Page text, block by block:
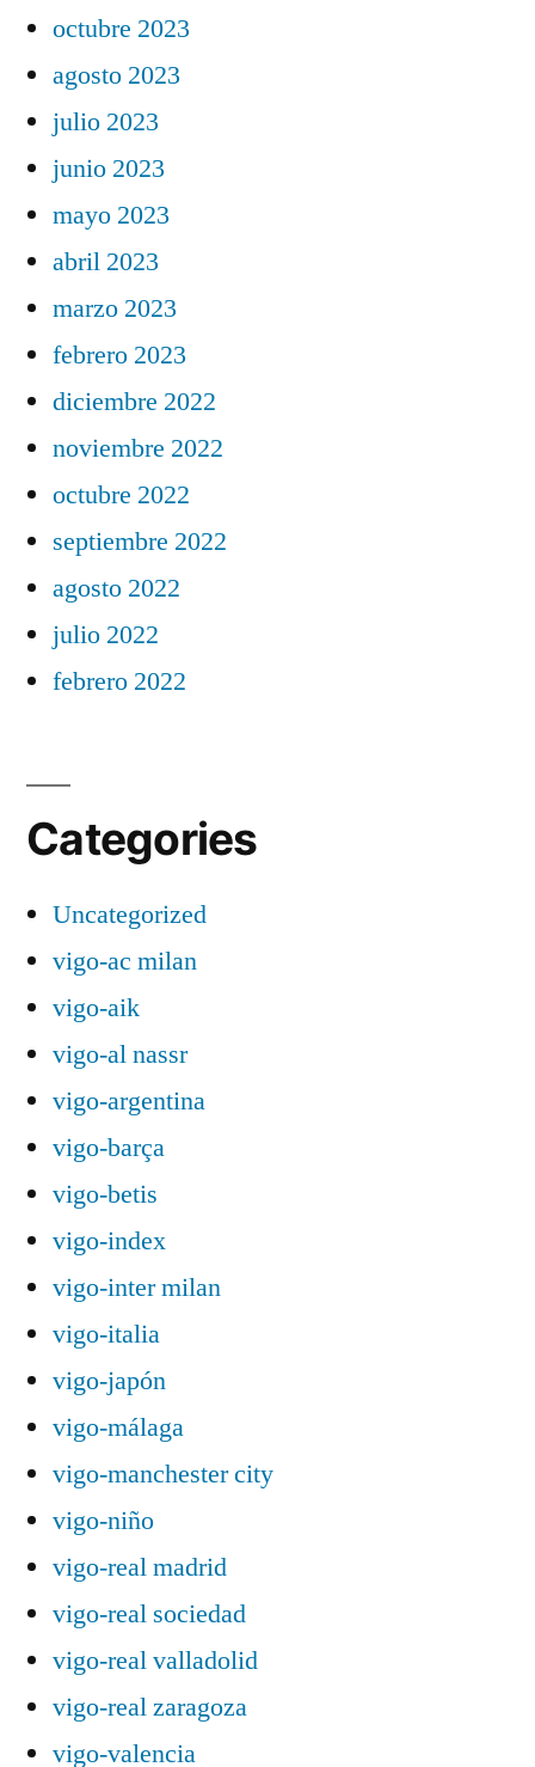
octubre 2023
agosto 2023
julio 2023
junio 2023
mayo 2023
abril 2023
marzo 2023
febrero 2023
diciembre 2022
noviembre 2022
octubre 2022
septiembre 2022
agosto 2022
julio 2022
febrero 2022
Categories
Uncategorized
vigo-ac milan
vigo-aik
vigo-al nassr
vigo-argentina
vigo-barça
vigo-betis
vigo-index
vigo-inter milan
vigo-italia
vigo-japón
vigo-málaga
vigo-manchester city
vigo-niño
vigo-real madrid
vigo-real sociedad
vigo-real valladolid
vigo-real zaragoza
vigo-valencia